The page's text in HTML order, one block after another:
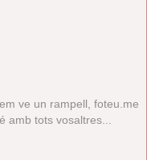
ve un rampell, foteu.me
amb tots vosaltres...